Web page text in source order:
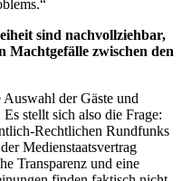
sind nachvollziehbar,
Machtgefälle zwischen den
der Gäste und
stellt sich also die Frage:
Rechtlichen Rundfunks
Medienstaatsvertrag
Transparenz und eine